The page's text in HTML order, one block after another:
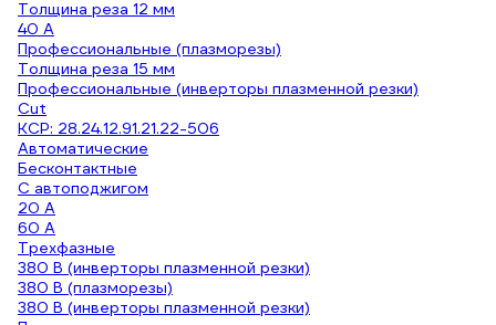
Толщина реза 12 мм
40 А
Профессиональные (плазморезы)
Толщина реза 15 мм
Профессиональные (инверторы плазменной резки)
Cut
КСР: 28.24.12.91.21.22-506
Автоматические
Бесконтактные
С автоподжигом
20 А
60 А
Трехфазные
380 В (инверторы плазменной резки)
380 В (плазморезы)
380 В (инверторы плазменной резки)